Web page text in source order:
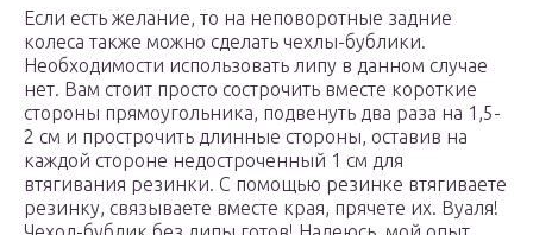
Если есть желание, то на неповоротные задние
колеса также можно сделать чехлы-бублики.
Необходимости использовать липу в данном случае
нет. Вам стоит просто сострочить вместе короткие
стороны прямоугольника, подвенуть два раза на 1,5-
2 см и прострочить длинные стороны, оставив на
каждой стороне недостроченный 1 см для
втягивания резинки. С помощью резинке втягиваете
резинку, связываете вместе края, прячете их. Вуаля!